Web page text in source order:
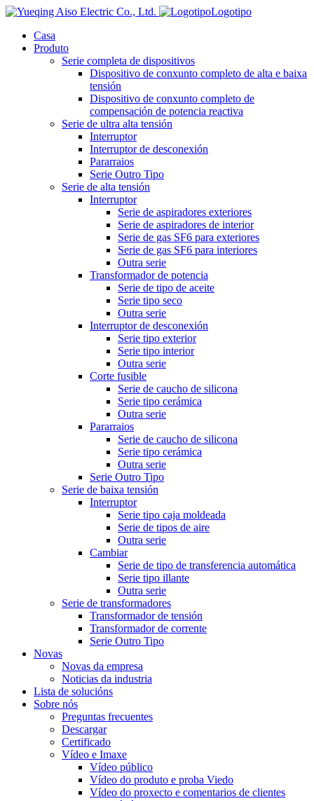
Logotipo
Casa
Produto
Serie completa de dispositivos
Dispositivo de conxunto completo de alta e baixa
tensión
Dispositivo de conxunto completo de
compensación de potencia reactiva
Serie de ultra alta tensión
Interruptor
Interruptor de desconexión
Pararraios
Serie Outro Tipo
Serie de alta tensión
Interruptor
Serie de aspiradores exteriores
Serie de aspiradores de interior
Serie de gas SF6 para exteriores
Serie de gas SF6 para interiores
Outra serie
Transformador de potencia
Serie de tipo de aceite
Serie tipo seco
Outra serie
Interruptor de desconexión
Serie tipo exterior
Serie tipo interior
Outra serie
Corte fusible
Serie de caucho de silicona
Serie tipo cerámica
Outra serie
Pararraios
Serie de caucho de silicona
Serie tipo cerámica
Outra serie
Serie Outro Tipo
Serie de baixa tensión
Interruptor
Serie tipo caja moldeada
Serie de tipos de aire
Outra serie
Cambiar
Serie de tipo de transferencia automática
Serie tipo illante
Outra serie
Serie de transformadores
Transformador de tensión
Transformador de corrente
Serie Outro Tipo
Novas
Novas da empresa
Noticias da industria
Lista de solucións
Sobre nós
Preguntas frecuentes
Descargar
Certificado
Vídeo e Imaxe
Vídeo público
Vídeo do produto e proba Viedo
Vídeo do proxecto e comentarios de clientes